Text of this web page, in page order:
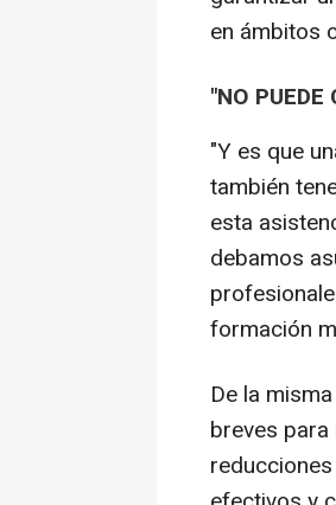
en ámbitos
"NO
"Y es que
también
esta
debamos
formación
De la
breves